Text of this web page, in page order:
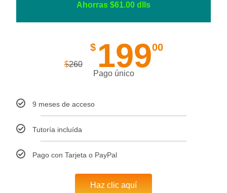
Ahorras $61.00 dlls
$260
$ 19900
Pago único
9 meses de acceso
Tutoría incluída
Pago con Tarjeta o PayPal
Haz clic aquí